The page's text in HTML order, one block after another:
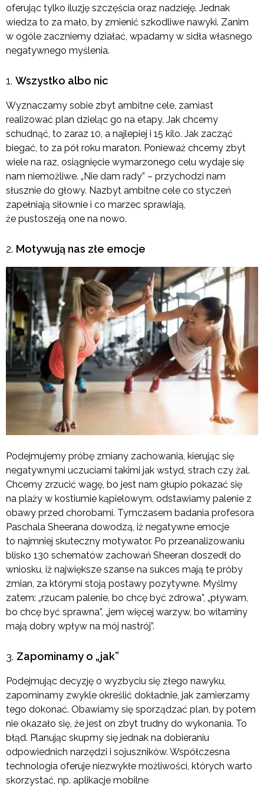
oferując tylko iluzję szczęścia oraz nadzieję. Jednak
wiedza to za mało, by zmienić szkodliwe nawyki. Zanim
w ogóle zaczniemy działać, wpadamy w sidła własnego
negatywnego myślenia.
Wszystko albo nic
Wyznaczamy sobie zbyt ambitne cele, zamiast
realizować plan dzieląc go na etapy. Jak chcemy
schudnąć, to zaraz 10, a najlepiej i 15 kilo. Jak zacząć
biegać, to za pół roku maraton. Ponieważ chcemy zbyt
wiele na raz, osiągnięcie wymarzonego celu wydaje się
nam niemożliwe. „Nie dam rady” – przychodzi nam
słusznie do głowy. Nazbyt ambitne cele co styczeń
zapełniają siłownie i co marzec sprawiają,
że pustoszeją one na nowo.
Motywują nas złe emocje
Podejmujemy próbę zmiany zachowania, kierując się
negatywnymi uczuciami takimi jak wstyd, strach czy żal.
Chcemy zrzucić wagę, bo jest nam głupio pokazać się
na plaży w kostiumie kąpielowym, odstawiamy palenie z
obawy przed chorobami. Tymczasem badania profesora
Paschala Sheerana dowodzą, iż negatywne emocje
to najmniej skuteczny motywator. Po przeanalizowaniu
blisko 130 schematów zachowań Sheeran doszedł do
wniosku, iż największe szanse na sukces mają te próby
zmian, za którymi stoją postawy pozytywne. Myślmy
zatem: „rzucam palenie, bo chcę być zdrowa”, „pływam,
bo chcę być sprawna”, „jem więcej warzyw, bo witaminy
mają dobry wpływ na mój nastrój”.
Zapominamy o „jak”
Podejmując decyzję o wyzbyciu się złego nawyku,
zapominamy zwykle określić dokładnie, jak zamierzamy
tego dokonać. Obawiamy się sporządzać plan, by potem
nie okazało się, że jest on zbyt trudny do wykonania. To
błąd. Planując skupmy się jednak na dobieraniu
odpowiednich narzędzi i sojuszników. Współczesna
technologia oferuje niezwykłe możliwości, których warto
skorzystać, np. aplikacje mobilne